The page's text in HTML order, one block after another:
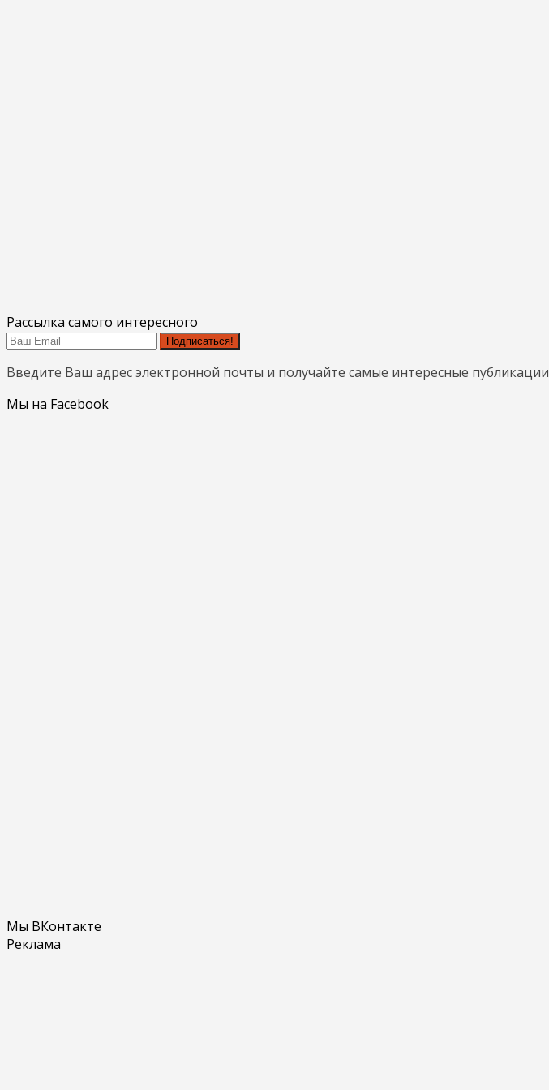
Рассылка самого интересного
Подписаться!
Введите Ваш адрес электронной почты и получайте самые интересные публикации
Мы на Facebook
Мы ВКонтакте
Реклама